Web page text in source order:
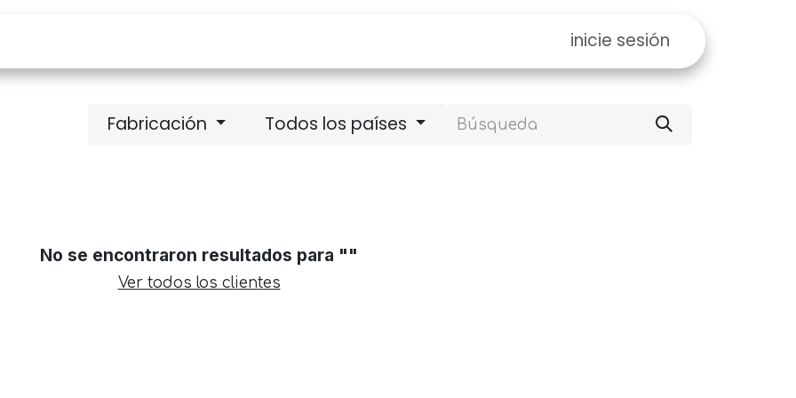
inicie sesión
Fabricación Todos los países
No se encontraron resultados para ""
Ver todos los clientes